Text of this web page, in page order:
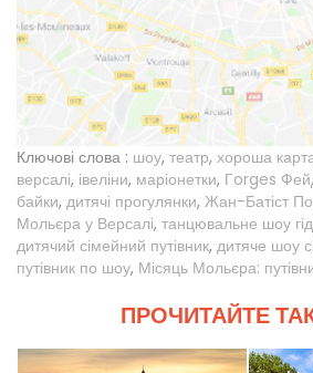
Ключові слова : шоу, театр, хороша
версалі, івеліни, маріонетки, Гorges
байки, дитячі прогулянки, Жан-Батіст
Мольєра у Версалі, танцювальне шоу
дитячий сімейний путівник, дитяче шоу
путівник по шоу, Місяць Мольєра:
ПРОЧИТАЙТЕ